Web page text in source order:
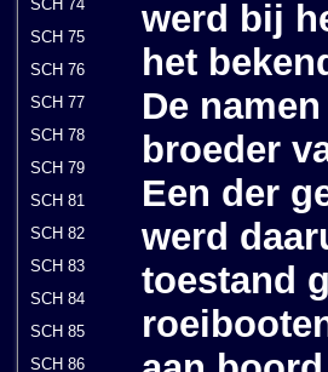
SCH 74
SCH 75
SCH 76
SCH 77
SCH 78
SCH 79
SCH 81
SCH 82
SCH 83
SCH 84
SCH 85
SCH 86
werd bij
het
De
broeder
Een der
werd
toestand